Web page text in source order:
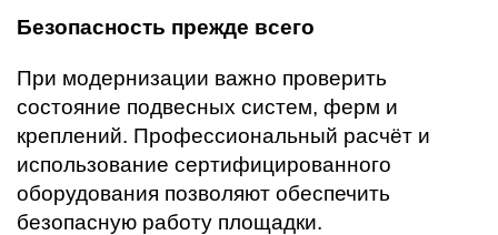
Безопасность прежде всего
При модернизации важно проверить
состояние подвесных систем, ферм и
креплений. Профессиональный расчёт и
использование сертифицированного
оборудования позволяют обеспечить
безопасную работу площадки.